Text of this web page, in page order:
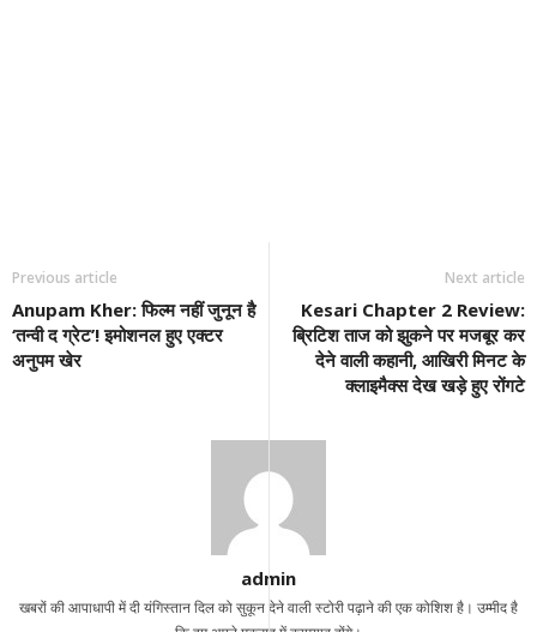
Previous article
Anupam Kher: फिल्म नहीं जुनून है
‘तन्वी द ग्रेट’! इमोशनल हुए एक्टर
अनुपम खेर
Next article
Kesari Chapter 2 Review:
ब्रिटिश ताज को झुकने पर मजबूर कर
देने वाली कहानी, आखिरी मिनट के
क्लाइमैक्स देख खड़े हुए रोंगटे
admin
खबरों की आपाधापी में दी यंगिस्तान दिल को सुकून देने वाली स्टोरी पढ़ाने की एक कोशिश है। उम्मीद है